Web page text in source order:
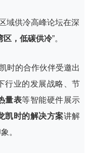
域供冷高峰论坛在深
区，低碳供冷”。
时的合作伙伴受邀出
行业的发展战略、节
量表等智能硬件展示
凯时的解决方案讲解
。